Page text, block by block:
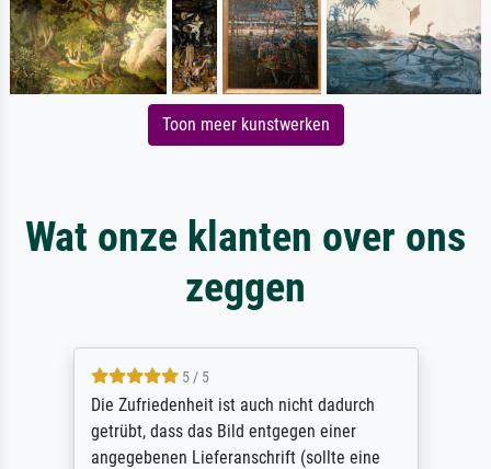
Toon meer kunstwerken
Wat onze klanten over ons
zeggen
5 / 5
Die Zufriedenheit ist auch nicht dadurch
getrübt, dass das Bild entgegen einer
angegebenen Lieferanschrift (sollte eine